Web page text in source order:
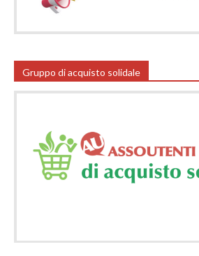
Gruppo di acquisto solidale